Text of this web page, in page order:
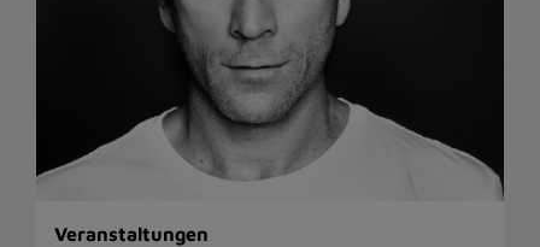
Veranstaltungen